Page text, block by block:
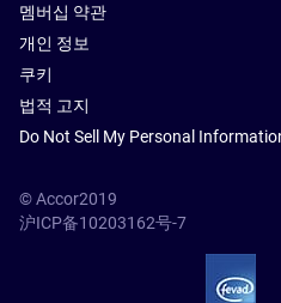
멤버십 약관
개인 정보
쿠키
법적 고지
Do Not Sell My Personal
© Accor2019
沪ICP备10203162号-7